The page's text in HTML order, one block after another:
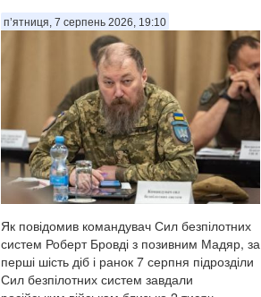
п’ятниця, 7 серпень 2026, 19:10
Як повідомив командувач Сил безпілотних
систем Роберт Бровді з позивним Мадяр, за
перші шість діб і ранок 7 серпня підрозділи
Сил безпілотних систем завдали